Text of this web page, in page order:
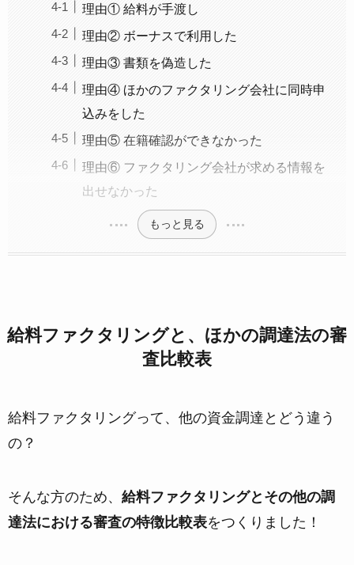
理由① 給料が手渡し
理由② ボーナスで利用した
理由③ 書類を偽造した
理由④ ほかのファクタリング会社に同時申
込みをした
理由⑤ 在籍確認ができなかった
理由⑥ ファクタリング会社が求める情報を
出せなかった
もっと見る
給料ファクタリングと、ほかの調達法の審
査比較表
給料ファクタリングって、他の資金調達とどう違う
の？
そんな方のため、 給料ファクタリングとその他の調
達法における審査の特徴比較表をつくりました！